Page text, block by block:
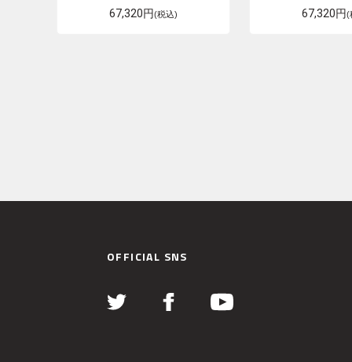
67,320円(税込) 67,320円(
OFFICIAL SNS